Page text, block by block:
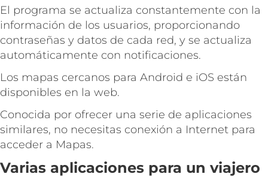
El programa se actualiza constantemente con la
información de los usuarios, proporcionando
contraseñas y datos de cada red, y se actualiza
automáticamente con notificaciones.
Los mapas cercanos para Android e iOS están
disponibles en la web.
Conocida por ofrecer una serie de aplicaciones
similares, no necesitas conexión a Internet para
acceder a Mapas.
Varias aplicaciones para un viajero